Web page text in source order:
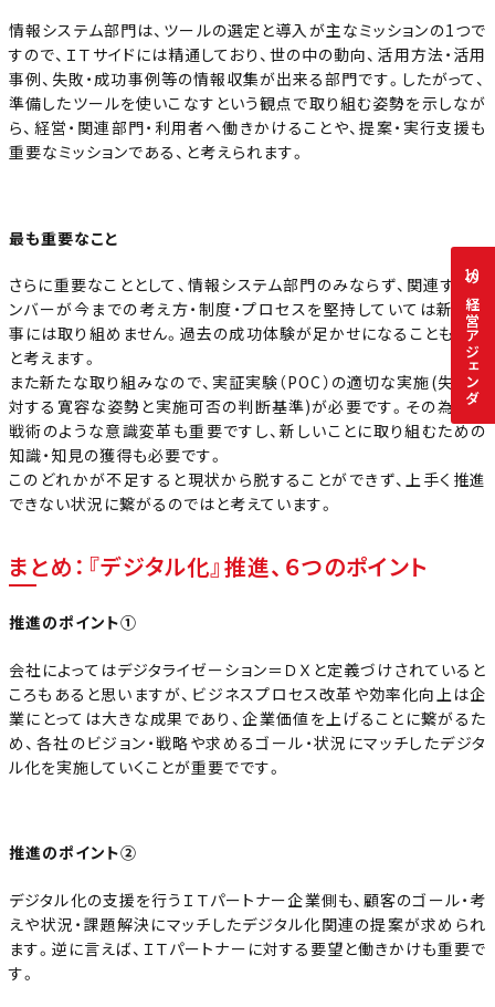
情報システム部門は、ツールの選定と導入が主なミッションの1つで
すので、ＩＴサイドには精通しており、世の中の動向、活用方法・活用
事例、失敗・成功事例等の情報収集が出来る部門です。したがって、
準備したツールを使いこなすという観点で取り組む姿勢を示しなが
ら、経営・関連部門・利用者へ働きかけることや、提案・実行支援も
重要なミッションである、と考えられます。
最も重要なこと
さらに重要なこととして、情報システム部門のみならず、関連するメ
ンバーが今までの考え方・制度・プロセスを堅持していては新たな
事には取り組めません。過去の成功体験が足かせになることもある
と考えます。
また新たな取り組みなので、実証実験（POC）の適切な実施(失敗に
対する寛容な姿勢と実施可否の判断基準)が必要です。その為には
戦術のような意識変革も重要ですし、新しいことに取り組むための
知識・知見の獲得も必要です。
このどれかが不足すると現状から脱することができず、上手く推進
できない状況に繋がるのではと考えています。
まとめ：『デジタル化』推進、６つのポイント
推進のポイント①
会社によってはデジタライゼーション＝ＤＸと定義づけされていると
ころもあると思いますが、ビジネスプロセス改革や効率化向上は企
業にとっては大きな成果であり、企業価値を上げることに繋がるた
め、各社のビジョン・戦略や求めるゴール・状況にマッチしたデジタ
ル化を実施していくことが重要でです。
推進のポイント②
デジタル化の支援を行うＩＴパートナー企業側も、顧客のゴール・考
えや状況・課題解決にマッチしたデジタル化関連の提案が求められ
ます。逆に言えば、ＩＴパートナーに対する要望と働きかけも重要で
す。
10
の経営アジェンダ